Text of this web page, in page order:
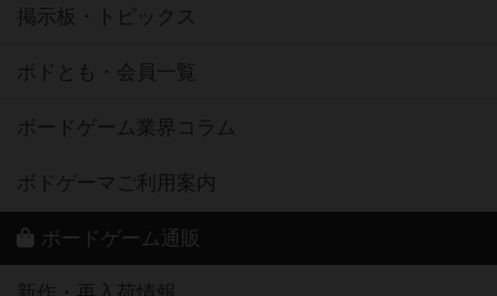
掲示板・トピックス
ボドとも・会員一覧
ボードゲーム業界コラム
ボドゲーマご利用案内
ボードゲーム通販